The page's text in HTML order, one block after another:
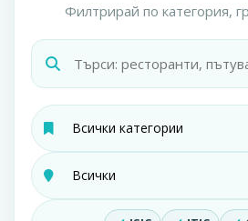
Филтрирай по категория,